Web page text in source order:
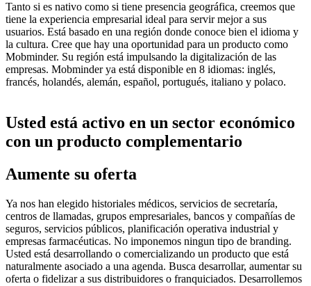
Tanto si es nativo como si tiene presencia geográfica, creemos que
tiene la experiencia empresarial ideal para servir mejor a sus
usuarios. Está basado en una región donde conoce bien el idioma y
la cultura. Cree que hay una oportunidad para un producto como
Mobminder. Su región está impulsando la digitalización de las
empresas. Mobminder ya está disponible en 8 idiomas: inglés,
francés, holandés, alemán, español, portugués, italiano y polaco.
Usted está activo en un sector económico
con un producto complementario
Aumente su oferta
Ya nos han elegido historiales médicos, servicios de secretaría,
centros de llamadas, grupos empresariales, bancos y compañías de
seguros, servicios públicos, planificación operativa industrial y
empresas farmacéuticas. No imponemos ningun tipo de branding.
Usted está desarrollando o comercializando un producto que está
naturalmente asociado a una agenda. Busca desarrollar, aumentar su
oferta o fidelizar a sus distribuidores o franquiciados. Desarrollemos